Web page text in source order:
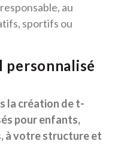
au
sportifs ou
personnalisé
la création de t-
pour enfants,
à votre structure et